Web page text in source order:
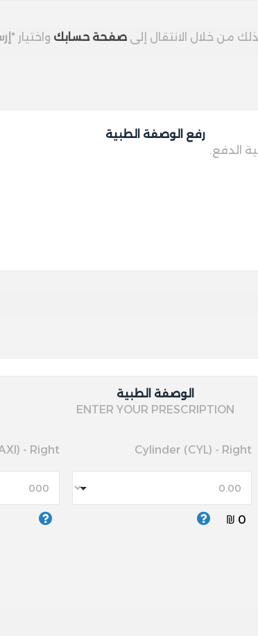
من خلال الانتقال إلى صفحة حسابك واختيار "
رفع الوصفة الطبية
الدفع.
الوصفة الطبية
ENTER YOUR PRESCRIPTION
Cylinder (CYL) - Right
0 ₪
- Right